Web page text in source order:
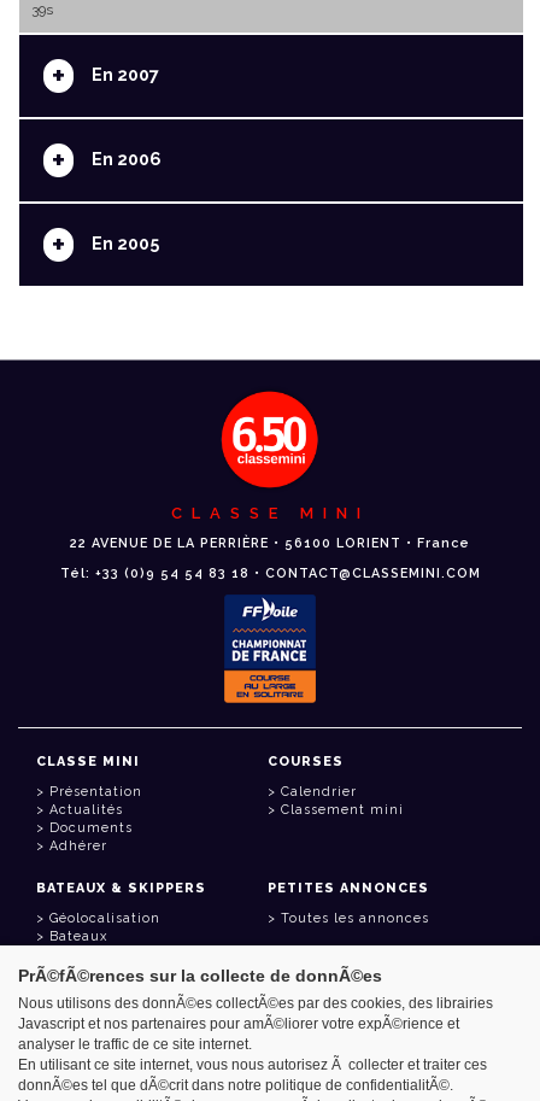
39s
+ En 2007
+ En 2006
+ En 2005
CLASSE MINI
22 AVENUE DE LA PERRIÈRE • 56100 LORIENT • France
Tél: +33 (0)9 54 54 83 18 • CONTACT@CLASSEMINI.COM
CLASSE MINI
Présentation
Actualités
Documents
Adhérer
COURSES
Calendrier
Classement mini
BATEAUX & SKIPPERS
Géolocalisation
Bateaux
PETITES ANNONCES
Toutes les annonces
LIENS UTILES
Espace adhérent
Contact
Carnet d'adresses
Goodies
PrÃ©fÃ©rences sur la collecte de donnÃ©es
Nous utilisons des donnÃ©es collectÃ©es par des cookies, des librairies
Javascript et nos partenaires pour amÃ©liorer votre expÃ©rience et
analyser le traffic de ce site internet.
En utilisant ce site internet, vous nous autorisez Ã collecter et traiter ces
donnÃ©es tel que dÃ©crit dans notre politique de confidentialitÃ©.